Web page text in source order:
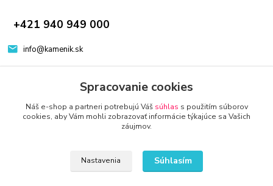
+421 940 949 000
info@kamenik.sk
Spracovanie cookies
Náš e-shop a partneri potrebujú Váš súhlas s použitím súborov
cookies, aby Vám mohli zobrazovať informácie týkajúce sa Vašich
záujmov.
Nastavenia Súhlasím